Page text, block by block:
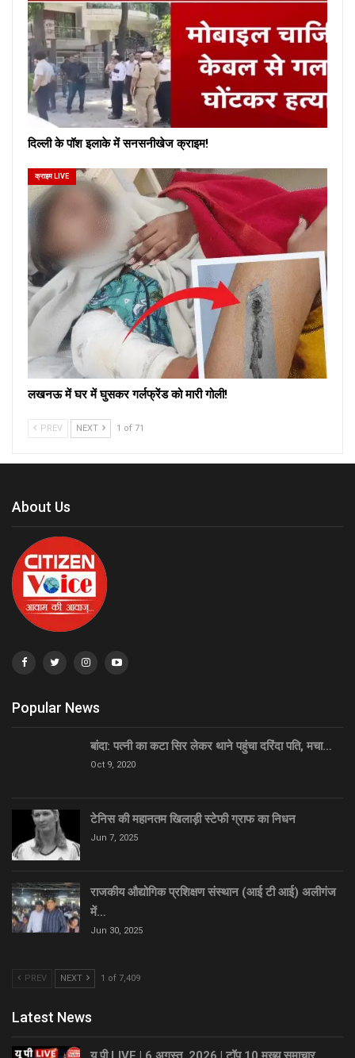
दिल्ली के पॉश इलाके में सनसनीखेज क्राइम!
क्राइम LIVE
लखनऊ में घर में घुसकर गर्लफ्रेंड को मारी गोली!
PREV NEXT 1 of 71
About Us
Popular News
बांदा: पत्नी का कटा सिर लेकर थाने पहुंचा दरिंदा पति, मचा…
Oct 9, 2020
टेनिस की महानतम खिलाड़ी स्टेफी ग्राफ का निधन
Jun 7, 2025
राजकीय औद्योगिक प्रशिक्षण संस्थान (आई टी आई) अलीगंज
में…
Jun 30, 2025
PREV NEXT 1 of 7,409
Latest News